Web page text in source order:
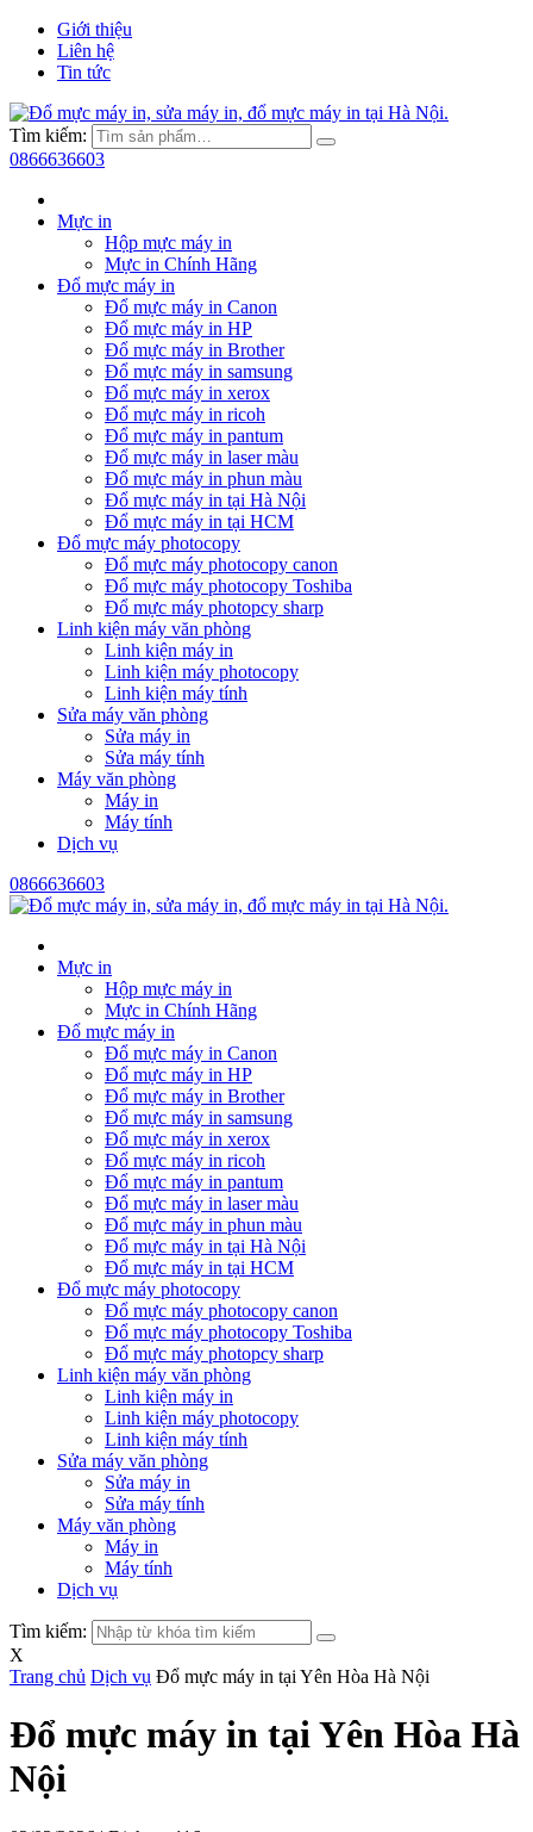
Giới thiệu
Liên hệ
Tin tức
Tìm kiếm:
0866636603
Mực in
Hộp mực máy in
Mực in Chính Hãng
Đổ mực máy in
Đổ mực máy in Canon
Đổ mực máy in HP
Đổ mực máy in Brother
Đổ mực máy in samsung
Đổ mực máy in xerox
Đổ mực máy in ricoh
Đổ mực máy in pantum
Đổ mực máy in laser màu
Đổ mực máy in phun màu
Đổ mực máy in tại Hà Nội
Đổ mực máy in tại HCM
Đổ mực máy photocopy
Đổ mực máy photocopy canon
Đổ mực máy photocopy Toshiba
Đổ mực máy photopcy sharp
Linh kiện máy văn phòng
Linh kiện máy in
Linh kiện máy photocopy
Linh kiện máy tính
Sửa máy văn phòng
Sửa máy in
Sửa máy tính
Máy văn phòng
Máy in
Máy tính
Dịch vụ
0866636603
Mực in
Hộp mực máy in
Mực in Chính Hãng
Đổ mực máy in
Đổ mực máy in Canon
Đổ mực máy in HP
Đổ mực máy in Brother
Đổ mực máy in samsung
Đổ mực máy in xerox
Đổ mực máy in ricoh
Đổ mực máy in pantum
Đổ mực máy in laser màu
Đổ mực máy in phun màu
Đổ mực máy in tại Hà Nội
Đổ mực máy in tại HCM
Đổ mực máy photocopy
Đổ mực máy photocopy canon
Đổ mực máy photocopy Toshiba
Đổ mực máy photopcy sharp
Linh kiện máy văn phòng
Linh kiện máy in
Linh kiện máy photocopy
Linh kiện máy tính
Sửa máy văn phòng
Sửa máy in
Sửa máy tính
Máy văn phòng
Máy in
Máy tính
Dịch vụ
Tìm kiếm:
X
Trang chủ Dịch vụ Đổ mực máy in tại Yên Hòa Hà Nội
Đổ mực máy in tại Yên Hòa Hà
Nội